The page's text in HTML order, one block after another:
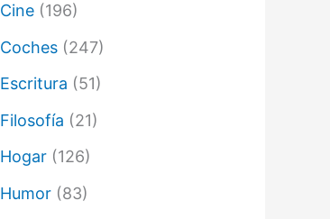
Cine (196)
Coches (247)
Escritura (51)
Filosofía (21)
Hogar (126)
Humor (83)